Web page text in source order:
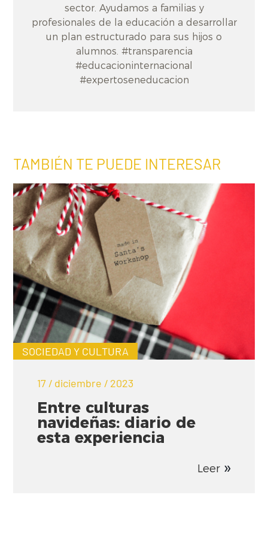
sector. Ayudamos a familias y
profesionales de la educación a desarrollar
un plan estructurado para sus hijos o
alumnos. #transparencia
#educacioninternacional
#expertoseneducacion
TAMBIÉN TE PUEDE INTERESAR
SOCIEDAD Y CULTURA
17 / diciembre / 2023
Entre culturas
navideñas: diario de
esta experiencia
Leer